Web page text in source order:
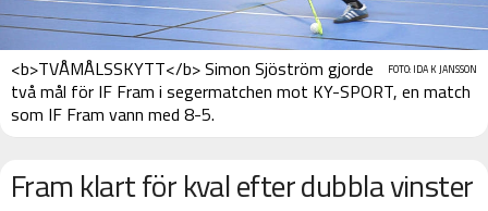
FOTO: IDA K JANSSON
<b>TVÅMÅLSSKYTT</b> Simon Sjöström gjorde
två mål för IF Fram i segermatchen mot KY-SPORT, en match
som IF Fram vann med 8-5.
Fram klart för kval efter dubbla vinster